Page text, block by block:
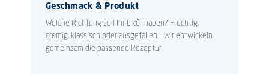
Geschmack & Produkt
Welche Richtung soll Ihr Likör haben? Fruchtig,
cremig, klassisch oder ausgefallen – wir entwickeln
gemeinsam die passende Rezeptur.